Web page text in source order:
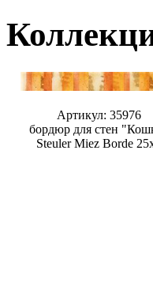
Артикул: 35976
бордюр для стен
Steuler Miez Borde